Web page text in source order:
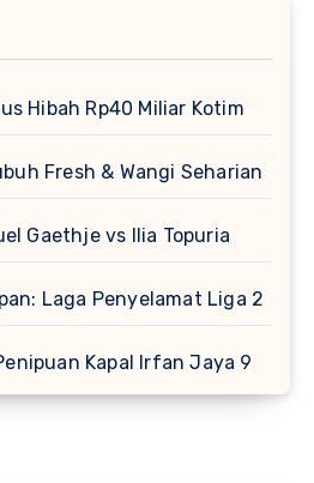
Hibah Rp40 Miliar Kotim
Fresh & Wangi Seharian
Gaethje vs Ilia Topuria
Laga Penyelamat Liga 2
Kapal Irfan Jaya 9